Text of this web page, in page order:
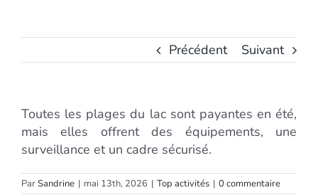
Précédent Suivant
Toutes les plages du lac sont payantes en été,
mais elles offrent des équipements, une
surveillance et un cadre sécurisé.
ParSandrine | mai 13th, 2026 | Top activités | 0 commentaire